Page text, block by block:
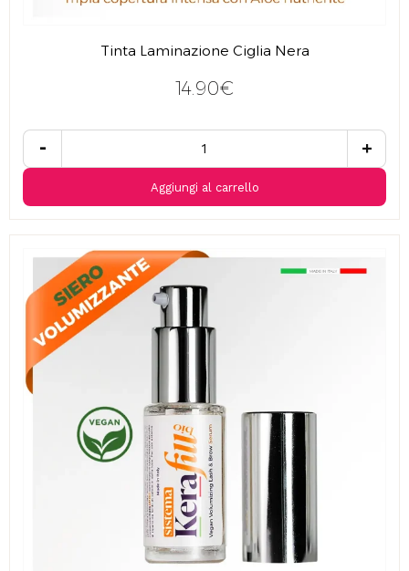
Tinta Laminazione Ciglia Nera
14.90€
- +
Aggiungi al carrello